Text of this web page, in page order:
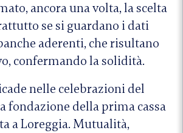
ancora una volta, la scelta
se si guardano i dati
aderenti, che risultano
confermando la solidità.
nelle celebrazioni del
fondazione della prima cassa
a Loreggia. Mutualità,